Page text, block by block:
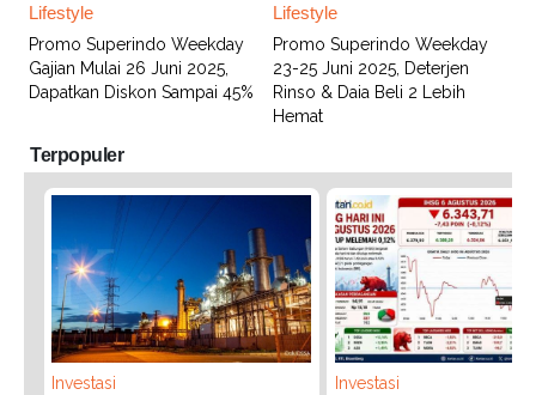
Lifestyle
Promo Superindo Weekday
Gajian Mulai 26 Juni 2025,
Dapatkan Diskon Sampai 45%
Lifestyle
Promo Superindo Weekday
23-25 Juni 2025, Deterjen
Rinso & Daia Beli 2 Lebih
Hemat
Terpopuler
Investasi
Investasi